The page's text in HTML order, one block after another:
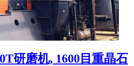
研磨机, 1600目重晶石